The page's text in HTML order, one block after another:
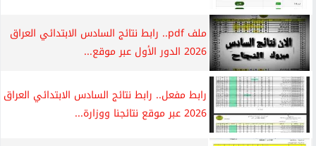
ملف pdf.. رابط نتائج السادس الابتدائي العراق
2026 الدور الأول عبر موقع...
رابط مفعل.. رابط نتائج السادس الابتدائي العراق
2026 عبر موقع نتائجنا ووزارة...